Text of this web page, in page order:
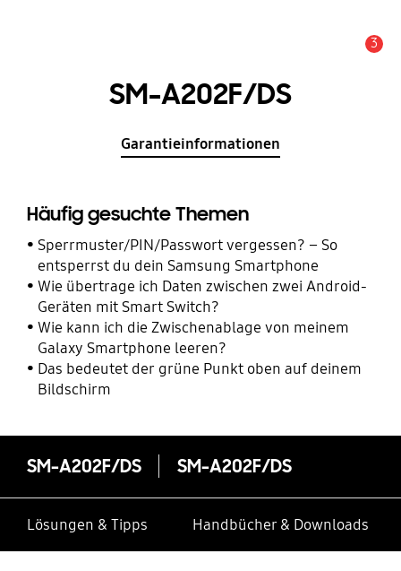
3
SM-A202F/DS
Garantieinformationen
Häufig gesuchte Themen
Sperrmuster/PIN/Passwort vergessen? – So
entsperrst du dein Samsung Smartphone
Wie übertrage ich Daten zwischen zwei Android-
Geräten mit Smart Switch?
Wie kann ich die Zwischenablage von meinem
Galaxy Smartphone leeren?
Das bedeutet der grüne Punkt oben auf deinem
Bildschirm
SM-A202F/DS SM-A202F/DS
Lösungen & Tipps Handbücher & Downloads